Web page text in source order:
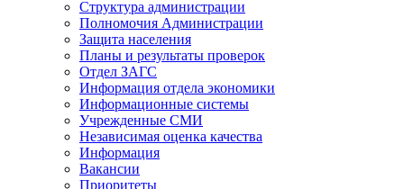
Структура администрации
Полномочия Администрации
Защита населения
Планы и результаты проверок
Отдел ЗАГС
Информация отдела экономики
Информационные системы
Учрежденные СМИ
Независимая оценка качества
Информация
Вакансии
Приоритеты